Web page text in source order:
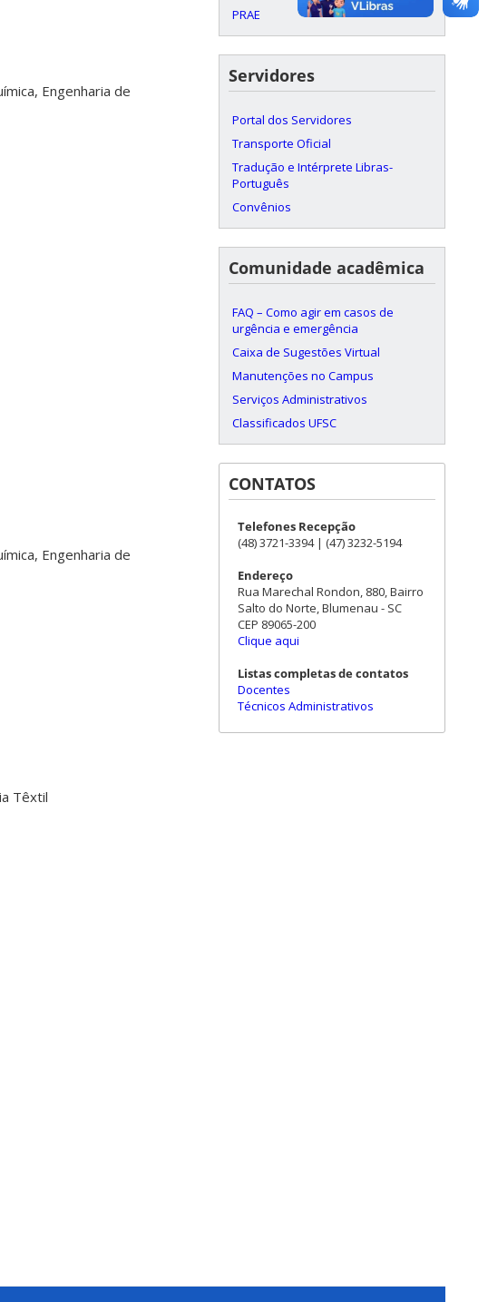
Engenharia de
Engenharia de
Têxtil
PRAE
Servidores
Portal dos Servidores
Transporte Oficial
Tradução e Intérprete Libras-
Português
Convênios
Comunidade acadêmica
FAQ – Como agir em casos de
urgência e emergência
Caixa de Sugestões Virtual
Manutenções no Campus
Serviços Administrativos
Classificados UFSC
CONTATOS
Telefones Recepção
(48) 3721-3394 | (47) 3232-5194
Endereço
Rua Marechal Rondon, 880, Bairro
Salto do Norte, Blumenau - SC
CEP 89065-200
Clique aqui
Listas completas de contatos
Docentes
Técnicos Administrativos